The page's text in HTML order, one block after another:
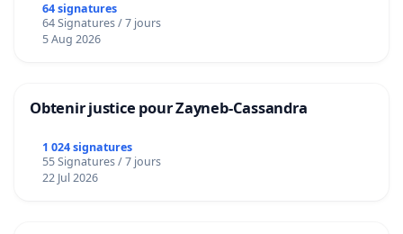
64 signatures
64 Signatures / 7 jours
5 Aug 2026
Obtenir justice pour Zayneb-Cassandra
1 024 signatures
55 Signatures / 7 jours
22 Jul 2026